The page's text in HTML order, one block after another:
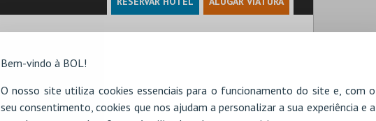
Bem-vindo à BOL!
O nosso site utiliza cookies essenciais para o funcionamento do site e, com o
seu consentimento, cookies que nos ajudam a personalizar a sua experiência e a